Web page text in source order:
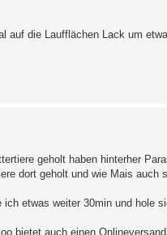
auf die Laufflächen Lack um
geholt haben hinterher
dort geholt und wie Mais auch
etwas weiter 30min und hole
bietet auch einen